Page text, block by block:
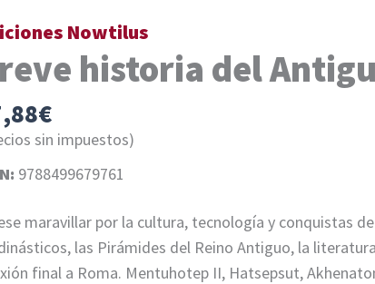
Nowtilus
historia del
€
sin impuestos)
9788499679761
maravillar por la cultura, tecnología y conquistas
las Pirámides del Reino Antiguo, la
final a Roma. Mentuhotep II, Hatsepsut,